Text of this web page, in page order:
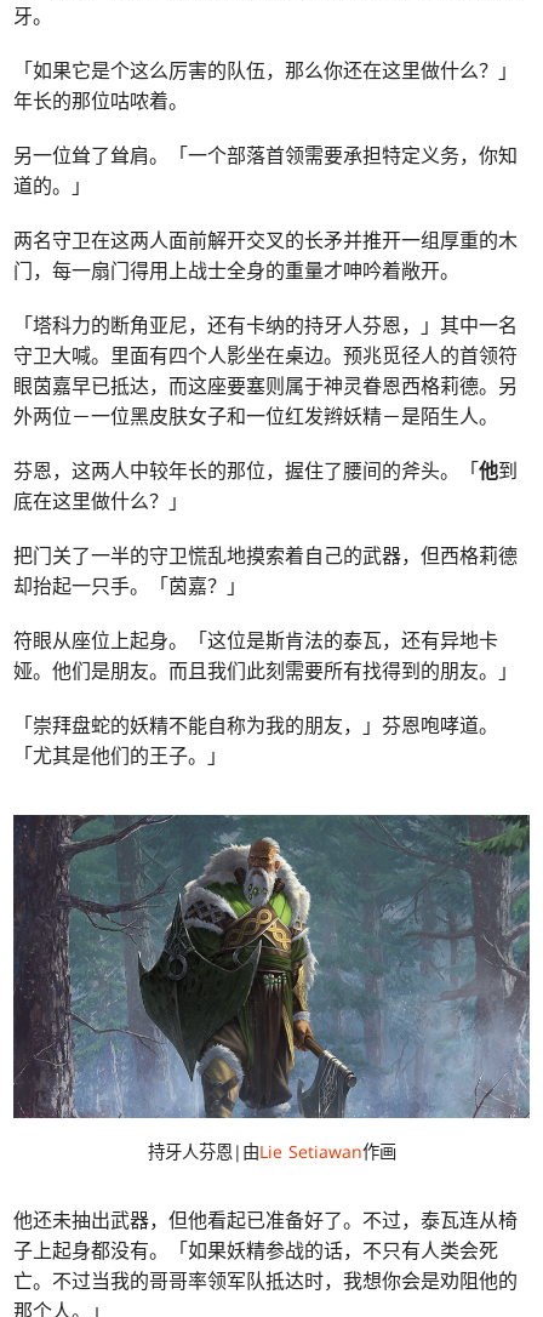
牙。
「如果它是个这么厉害的队伍，那么你还在这里做什么？」
年长的那位咕哝着。
另一位耸了耸肩。「一个部落首领需要承担特定义务，你知
道的。」
两名守卫在这两人面前解开交叉的长矛并推开一组厚重的木
门，每一扇门得用上战士全身的重量才呻吟着敞开。
「塔科力的断角亚尼，还有卡纳的持牙人芬恩，」其中一名
守卫大喊。里面有四个人影坐在桌边。预兆觅径人的首领符
眼茵嘉早已抵达，而这座要塞则属于神灵眷恩西格莉德。另
外两位－一位黑皮肤女子和一位红发辫妖精－是陌生人。
芬恩，这两人中较年长的那位，握住了腰间的斧头。「他到
底在这里做什么？」
把门关了一半的守卫慌乱地摸索着自己的武器，但西格莉德
却抬起一只手。「茵嘉？」
符眼从座位上起身。「这位是斯肯法的泰瓦，还有异地卡
娅。他们是朋友。而且我们此刻需要所有找得到的朋友。」
「崇拜盘蛇的妖精不能自称为我的朋友，」芬恩咆哮道。
「尤其是他们的王子。」
持牙人芬恩|由Lie Setiawan作画
他还未抽出武器，但他看起已准备好了。不过，泰瓦连从椅
子上起身都没有。「如果妖精参战的话，不只有人类会死
亡。不过当我的哥哥率领军队抵达时，我想你会是劝阻他的
那个人。」